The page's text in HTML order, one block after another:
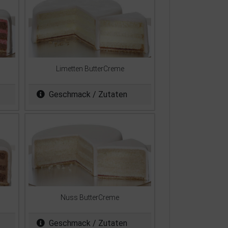
Limetten ButterCreme
Geschmack / Zutaten
Nuss ButterCreme
Geschmack / Zutaten